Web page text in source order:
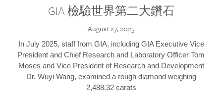
GIA 檢驗世界第二大鑽石
August 27, 2025
In July 2025, staff from GIA, including GIA Executive Vice
President and Chief Research and Laboratory Officer Tom
Moses and Vice President of Research and Development
Dr. Wuyi Wang, examined a rough diamond weighing
2,488.32 carats